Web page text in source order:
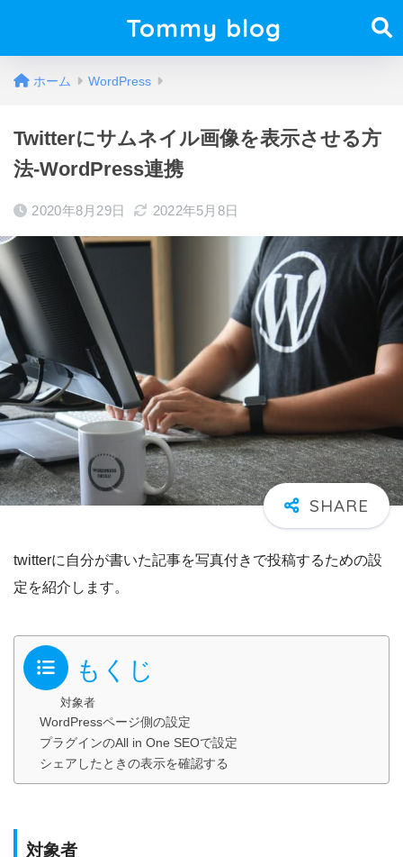
Tommy blog
ホーム WordPress
Twitterにサムネイル画像を表示させる方
法-WordPress連携
2020年8月29日 2022年5月8日
twitterに自分が書いた記事を写真付きで投稿するための設
定を紹介します。
もくじ
対象者
WordPressページ側の設定
プラグインのAll in One SEOで設定
シェアしたときの表示を確認する
対象者